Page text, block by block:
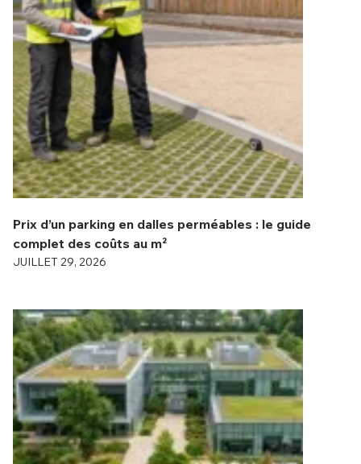
Prix d’un parking en dalles perméables : le guide
complet des coûts au m²
JUILLET 29, 2026